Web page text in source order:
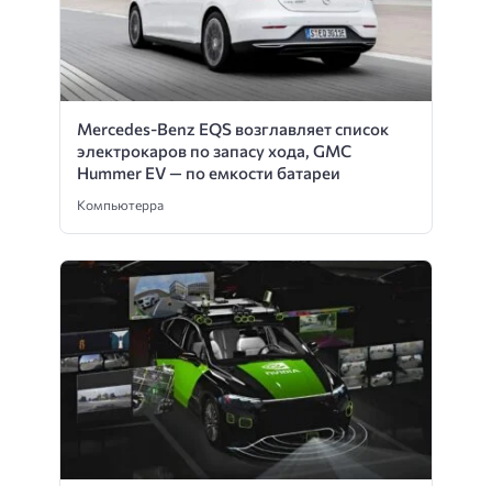
Mercedes-Benz EQS возглавляет список
электрокаров по запасу хода, GMC
Hummer EV — по емкости батареи
Компьютерра